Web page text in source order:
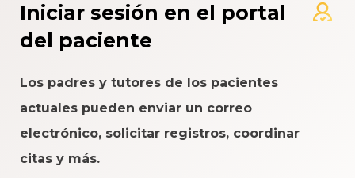
Iniciar sesión en el portal
del paciente
Los padres y tutores de los pacientes
actuales pueden enviar un correo
electrónico, solicitar registros, coordinar
citas y más.